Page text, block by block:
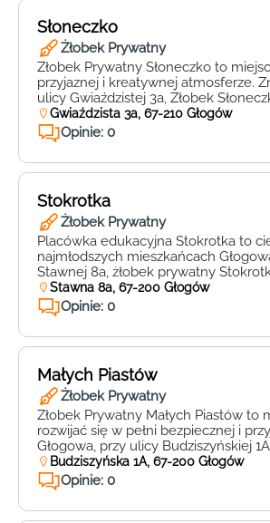
Słoneczko
Żłobek Prywatny
Żłobek Prywatny Słoneczko to
przyjaznej i kreatywnej atmosferze.
ulicy Gwiaździstej 3a, Żłobek
poziomie, dostosowaną do
kadra pedagogiczna, pełna pasji i
każdego dziecka. Dzięki bogatemu
Gwiaździsta 3a, 67-210 Głogów
Opinie: 0
Stokrotka
Żłobek Prywatny
Placówka edukacyjna Stokrotka to
najmłodszych mieszkańcach
Stawnej 8a, żłobek prywatny
wszechstronny rozwój dla
Stokrotce priorytetem jest dobro i
kadra pedagogiczna to […]
Stawna 8a, 67-200 Głogów
Opinie: 0
Małych Piastów
Żłobek Prywatny
Żłobek Prywatny Małych Piastów
rozwijać się w pełni bezpiecznej i
Głogowa, przy ulicy Budziszyńskiej
opiekę oraz wszechstronny rozwój
placówka wyróżnia się
stawiając jego potrzeby i dobro na
Budziszyńska 1A, 67-200 Głogów
Opinie: 0